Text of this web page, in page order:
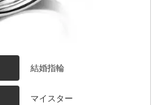
結婚指輪
マイスター